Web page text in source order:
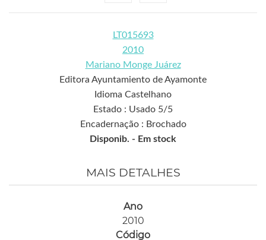
LT015693
2010
Mariano Monge Juárez
Editora Ayuntamiento de Ayamonte
Idioma Castelhano
Estado : Usado 5/5
Encadernação : Brochado
Disponib. - Em stock
MAIS DETALHES
Ano
2010
Código